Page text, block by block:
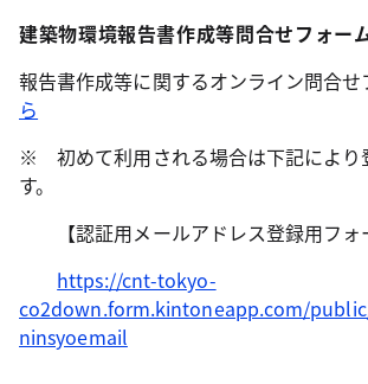
建築物環境報告書作成等問合せフォー
報告書作成等に関するオンライン問合せ
ら
※ 初めて利用される場合は下記により
す。
【認証用メールアドレス登録用フォ
https://cnt-tokyo-
co2down.form.kintoneapp.com/
ninsyoemail